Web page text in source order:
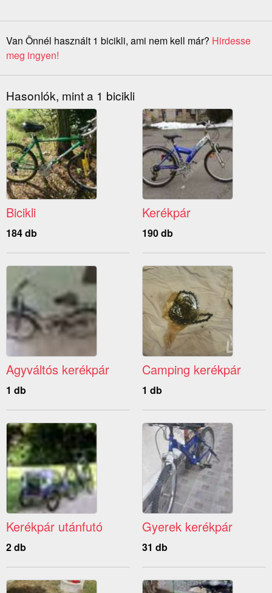
Van Önnél használt 1 bicikli, ami nem kell már? Hirdesse
meg ingyen!
Hasonlók, mint a 1 bicikli
Bicikli
184 db
Kerékpár
190 db
Agyváltós kerékpár
1 db
Camping kerékpár
1 db
Kerékpár utánfutó
2 db
Gyerek kerékpár
31 db